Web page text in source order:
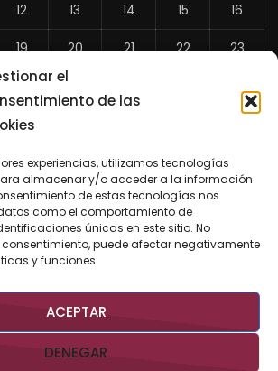
el
de las
experiencias, utilizamos tecnologías
almacenar y/o acceder a la información
de estas tecnologías nos
como el comportamiento de
únicas en este sitio. No
consentimiento, puede afectar negativamente
y funciones.
ACEPTAR
DENEGAR
12 13 14 15 16
19 20 21 22 23
26 27
«
Jul